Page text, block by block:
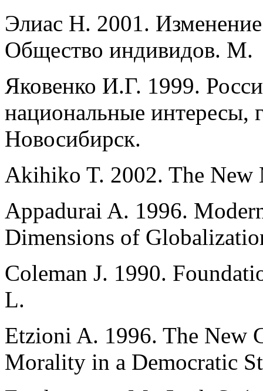
Элиас Н. 2001.
Общество индивидов. М.
Яковенко И.Г. 1999.
национальные интересы,
Новосибирск.
Akihiko T. 2002. The New
Appadurai A. 1996.
Dimensions of
Colemаn J. 1990.
L.
Etzioni A. 1996. The New
Morality in a Democratic